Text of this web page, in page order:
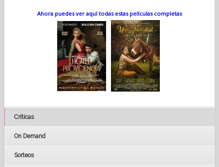
Ahora puedes ver aquí todas estas películas completas
Críticas
On Demand
Sorteos